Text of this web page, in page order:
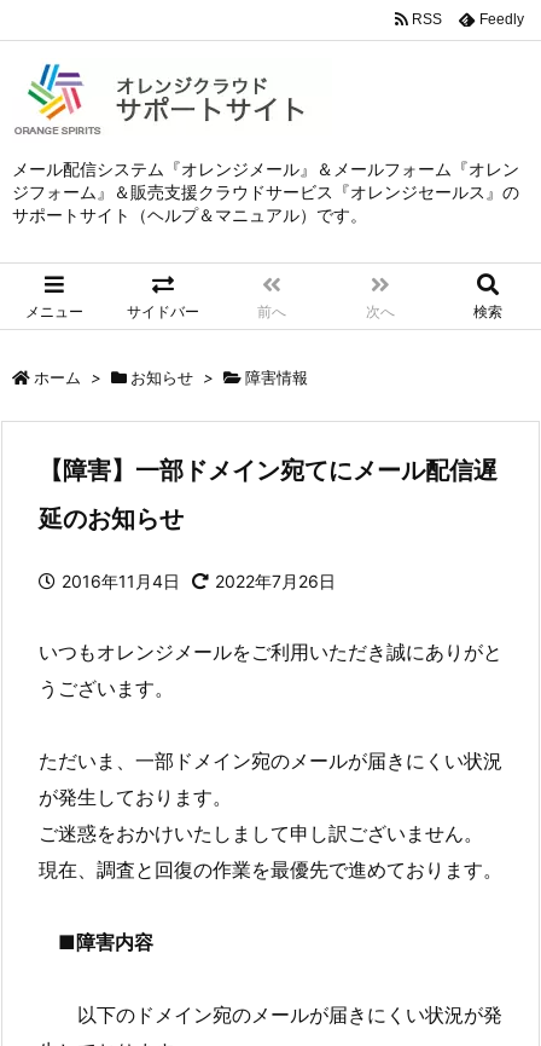
メール配信システム『オレンジメール』＆メールフォーム『オレン
ジフォーム』＆販売支援クラウドサービス『オレンジセールス』の
サポートサイト（ヘルプ＆マニュアル）です。
メニュー サイドバー 前へ 次へ 検索
RSS Feedly
ホーム > お知らせ > 障害情報
【障害】一部ドメイン宛てにメール配信遅
延のお知らせ
2016年11月4日 2022年7月26日
いつもオレンジメールをご利用いただき誠にありがと
うございます。
ただいま、一部ドメイン宛のメールが届きにくい状況
が発生しております。
ご迷惑をおかけいたしまして申し訳ございません。
現在、調査と回復の作業を最優先で進めております。
■障害内容
以下のドメイン宛のメールが届きにくい状況が発